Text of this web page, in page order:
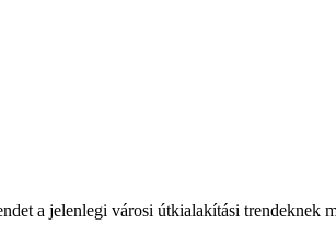
a jelenlegi városi útkialakítási trendeknek